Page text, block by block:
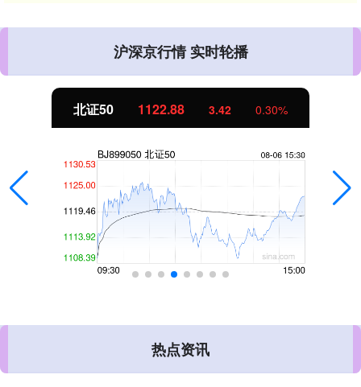
沪深京行情 实时轮播
北证50 1122.88 3.42 0.30%
热点资讯